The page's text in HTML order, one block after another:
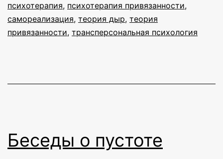
психотерапия, психотерапия привязанности,
самореализация, теория дыр, теория
привязанности, трансперсональная психология
Беседы о пустоте